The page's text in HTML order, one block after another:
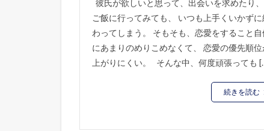
彼氏が欲しいと思って、出会いを求めたり、
ご飯に行ってみても、 いつも上手くいかずに
わってしまう。 そもそも、恋愛をすること自
にあまりのめりこめなくて、 恋愛の優先順位
上がりにくい。 そんな中、何度頑張っても
続きを読む